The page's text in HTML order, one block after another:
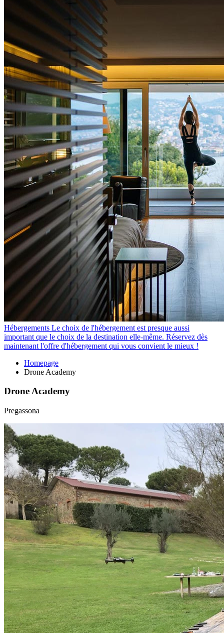
Hébergements Le choix de l'hébergement est presque aussi
important que le choix de la destination elle-même. Réservez dès
maintenant l'offre d'hébergement qui vous convient le mieux !
Homepage
Drone Academy
Drone Academy
Pregassona